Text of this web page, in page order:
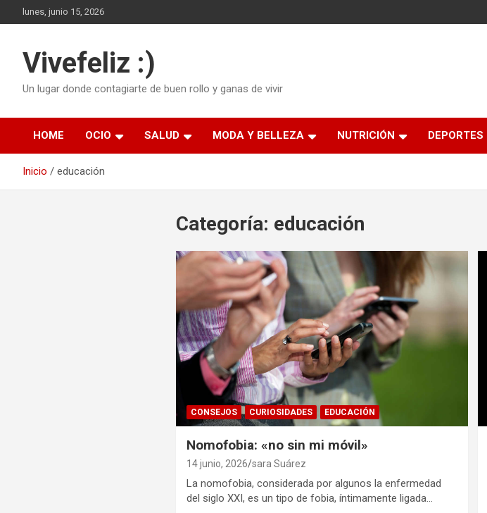
Saltar
al
lunes, junio 15, 2026
Vivefeliz :)
Un lugar donde contagiarte de buen rollo y ganas de vivir
HOME OCIO SALUD MODA Y BELLEZA NUTRICIÓN DEPORTES
Inicio educación
Categoría: educación
CONSEJOS CURIOSIDADES EDUCACIÓN
Nomofobia: «no sin mi móvil»
14 junio, 2026 sara Suárez
La nomofobia, considerada por algunos la enfermedad
del siglo XXI, es un tipo de fobia, íntimamente ligada…